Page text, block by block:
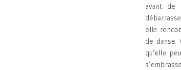
avant de
elle
de danse.
qu’elle